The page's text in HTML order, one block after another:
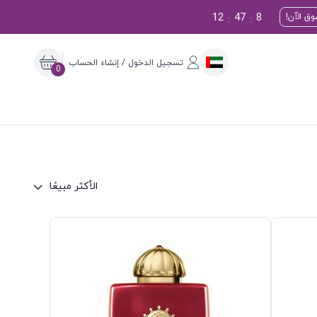
الآن! 7
:
47
:
12
تسجيل الدخول / إنشاء الحساب
0
الأكثر مبيعًا